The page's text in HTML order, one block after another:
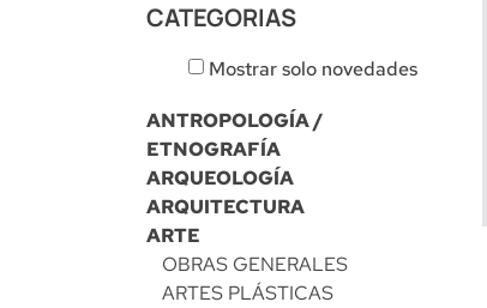
CATEGORIAS
Mostrar solo novedades
ANTROPOLOGÍA /
ETNOGRAFÍA
ARQUEOLOGÍA
ARQUITECTURA
ARTE
OBRAS GENERALES
ARTES PLÁSTICAS